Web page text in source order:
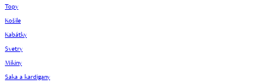
Topy
Košile
Kabátky
Svetry
Mikiny
Saka a kardigany